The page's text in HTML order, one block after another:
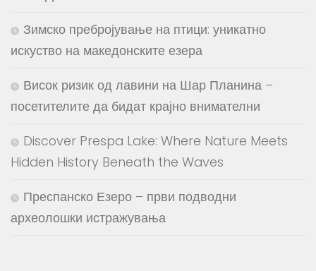
Зимско пребројување на птици: уникатно
искуство на македонските езера
Висок ризик од лавини на Шар Планина –
посетителите да бидат крајно внимателни
Discover Prespa Lake: Where Nature Meets
Hidden History Beneath the Waves
Преспанско Езеро – први подводни
археолошки истражувања